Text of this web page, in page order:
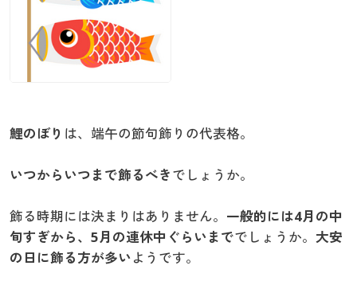
鯉のぼり は、端午の節句飾りの代表格。
いつからいつまで飾るべきでしょうか。
飾る時期には決まりはありません。 一般的には4月の中
旬すぎから、5月の連休中ぐらいまででしょうか。 大安
の日に飾る方が多いようです。